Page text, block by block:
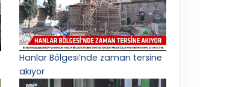
Hanlar Bölgesi’nde zaman tersine
akıyor